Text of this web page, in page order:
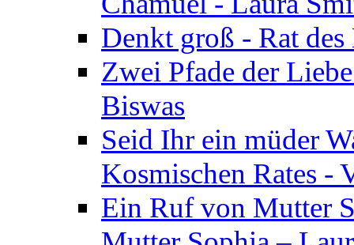
Denkt groß - Rat
Zwei Pfade der
Biswas
Seid Ihr ein müder
Kosmischen Rates -
Ein Ruf von Mutter